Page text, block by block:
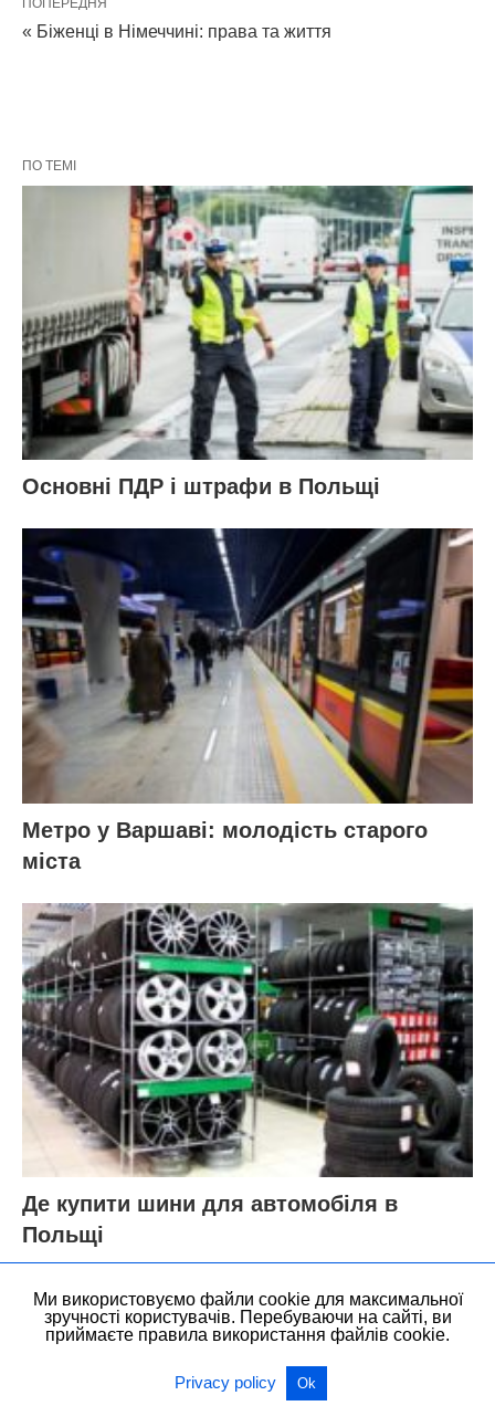
ПОПЕРЕДНЯ
« Біженці в Німеччині: права та життя
ПО ТЕМІ
Основні ПДР і штрафи в Польщі
Метро у Варшаві: молодість старого
міста
Де купити шини для автомобіля в
Польщі
Ми використовуємо файли cookie для максимальної
зручності користувачів. Перебуваючи на сайті, ви
приймаєте правила використання файлів cookie.
Privacy policy Ok